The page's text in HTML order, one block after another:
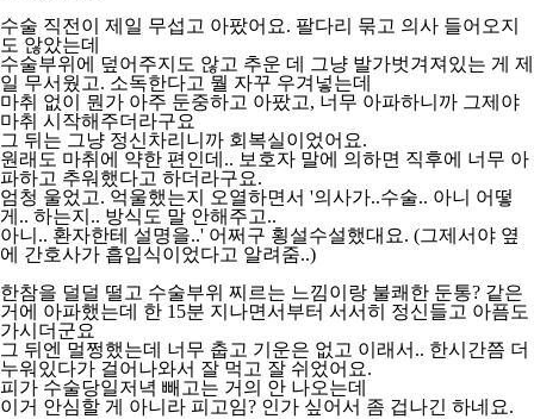
수술 직전이 제일 무섭고 아팠어요. 팔다리 묶고 의사 들어오지
도 않았는데
수술부위에 덮어주지도 않고 추운 데 그냥 발가벗겨져있는 게 제
일 무서웠고. 소독한다고 뭘 자꾸 우겨넣는데
마취 없이 뭔가 아주 둔중하고 아팠고, 너무 아파하니까 그제야
마취 시작해주더라구요
그 뒤는 그냥 정신차리니까 회복실이었어요.
원래도 마취에 약한 편인데.. 보호자 말에 의하면 직후에 너무 아
파하고 추워했다고 하더라구요.
엄청 울었고. 억울했는지 오열하면서 '의사가..수술.. 아니 어떻
게.. 하는지.. 방식도 말 안해주고..
아니.. 환자한테 설명을..' 어쩌구 횡설수설했대요. (그제서야 옆
에 간호사가 흡입식이었다고 알려줌..)
한참을 덜덜 떨고 수술부위 찌르는 느낌이랑 불쾌한 둔통? 같은
거에 아파했는데 한 15분 지나면서부터 서서히 정신들고 아픔도
가시더군요
그 뒤엔 멀쩡했는데 너무 춥고 기운은 없고 이래서.. 한시간쯤 더
누워있다가 걸어나와서 잘 먹고 잘 쉬었어요.
피가 수술당일저녁 빼고는 거의 안 나오는데
이거 안심할 게 아니라 피고임? 인가 싶어서 좀 겁나긴 하네요.